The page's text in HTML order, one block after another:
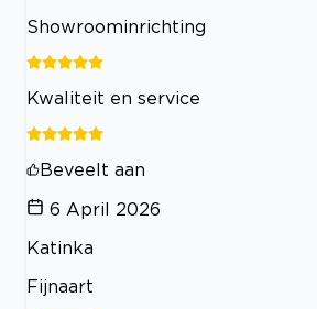
Showroominrichting
Kwaliteit en service
Beveelt aan
6 April 2026
Katinka
Fijnaart